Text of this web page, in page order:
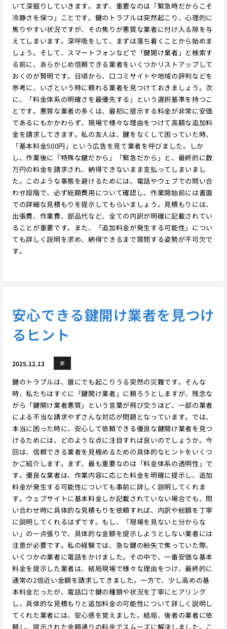
いて深掘りしていきます。まず、重要なのは「緊急時だからこそ
冷静さを保つ」ことです。鍵のトラブルは突然起こり、心理的に
焦りやすい状況ですが、その焦りが悪質な業者に付け入る隙を与
えてしまいます。深呼吸をして、まずは落ち着くことから始めま
しょう。そして、スマートフォンなどで「鍵開け業者」と検索す
る前に、あらかじめ信頼できる業者をいくつかリストアップして
おくのが賢明です。日頃から、口コミサイトや地域の評判などを
参考に、いざという時に頼れる業者を見つけておきましょう。次
に、「料金体系の明確さを最優先する」という選択基準を持つこ
とです。悪質な業者の多くは、最初に提示する料金が非常に安価
であるにもかかわらず、現場で様々な理由をつけて高額な追加料
金を請求してきます。私の友人は、鍵をなくして困っていた時、
「基本料金500円」という広告を見て業者を呼びました。しか
し、作業後に「特殊な鍵だから」「緊急だから」と、最終的に数
万円の料金を請求され、納得できないまま支払ってしまいまし
た。このような事態を避けるためには、電話やウェブでの問い合
わせ段階で、必ず総額費用について確認し、作業開始前には書面
での詳細な見積もりを提示してもらいましょう。見積もりには、
出張費、作業費、部品代など、全ての内訳が明確に記載されてい
ることが重要です。また、「追加料金が発生する可能性」につい
ても詳しく説明を求め、納得できるまで質問する姿勢が不可欠で
す。
安心できる鍵開け業者を見つけ
るヒント
2025.12.13 家
鍵のトラブルは、誰にでも起こりうる突然の災難です。そんな
時、私たちはすぐに「鍵開け業者」に頼ろうとしますが、残念な
がら「鍵開け業者悪質」という言葉が飛び交うほど、一部の業者
による不当な請求やずさんな対応が問題となっています。では、
本当に困った時に、安心して依頼できる優良な鍵開け業者を見つ
けるためには、どのような点に注目すれば良いのでしょうか。今
回は、信頼できる業者を見極めるための具体的なヒントをいくつ
かご紹介します。まず、最も重要なのは「料金体系の透明性」で
す。優良な業者は、作業内容に応じた料金を明確に提示し、追加
料金が発生する可能性についても事前に詳しく説明してくれま
す。ウェブサイトに基本料金しか記載されていない場合でも、問
い合わせ時に具体的な見積もりを依頼すれば、内訳や総額を丁寧
に説明してくれるはずです。もし、「現場を見ないと分からな
い」の一点張りで、具体的な金額を提示しようとしない業者には
注意が必要です。私の経験では、急な鍵の紛失で焦っていた際、
いくつかの業者に電話をかけました。その中で、一番安価な基本
料金を提示した業者は、結局現場で様々な理由をつけ、最終的に
通常の2倍近い金額を請求してきました。一方で、少し高めの基
本料金だったが、電話口で鍵の種類や状況を丁寧にヒアリング
し、具体的な見積もりと追加料金の可能性について詳しく説明し
てくれた業者には、安心感を覚えました。結局、後者の業者に依
頼し、提示された金額通りの料金でスムーズに解決しました。こ